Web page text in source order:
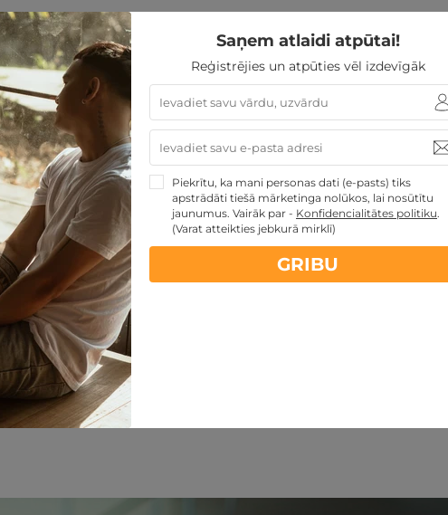
Saņem atlaidi atpūtai!
Reģistrējies un atpūties vēl izdevīgāk
Piekrītu, ka mani personas dati (e-pasts) tiks
apstrādāti tiešā mārketinga nolūkos, lai nosūtītu
jaunumus. Vairāk par - Konfidencialitātes politiku.
(Varat atteikties jebkurā mirklī)
GRIBU